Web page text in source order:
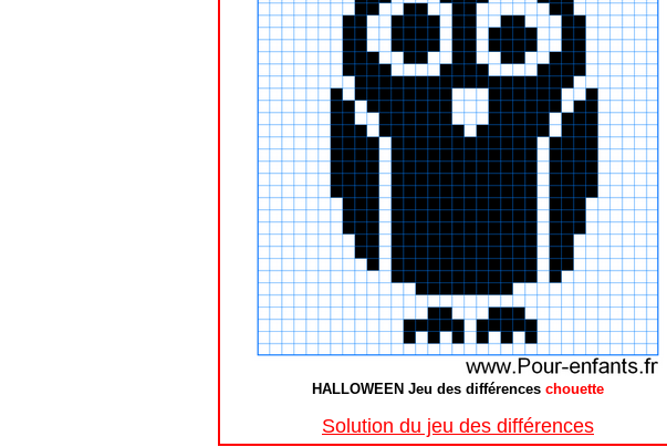
HALLOWEEN Jeu des différences chouette
Solution du jeu des différences